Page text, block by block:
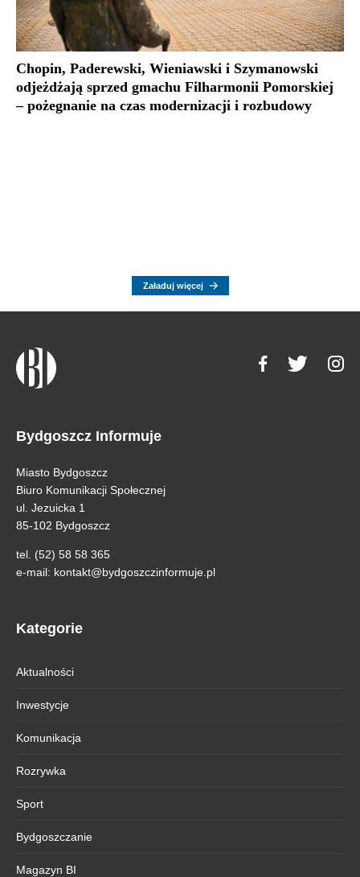
Chopin, Paderewski, Wieniawski i Szymanowski
odjeżdżają sprzed gmachu Filharmonii Pomorskiej
– pożegnanie na czas modernizacji i rozbudowy
Załaduj więcej
Bydgoszcz Informuje
Miasto Bydgoszcz
Biuro Komunikacji Społecznej
ul. Jezuicka 1
85-102 Bydgoszcz
tel. (52) 58 58 365
e-mail: kontakt@bydgoszczinformuje.pl
Kategorie
Aktualności
Inwestycje
Komunikacja
Rozrywka
Sport
Bydgoszczanie
Magazyn BI